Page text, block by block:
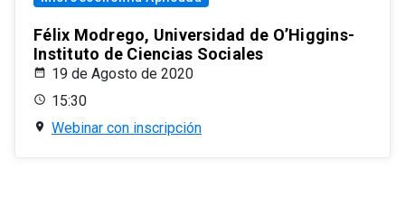
Félix Modrego, Universidad de O’Higgins-
Instituto de Ciencias Sociales
19 de Agosto de 2020
15:30
Webinar con inscripción